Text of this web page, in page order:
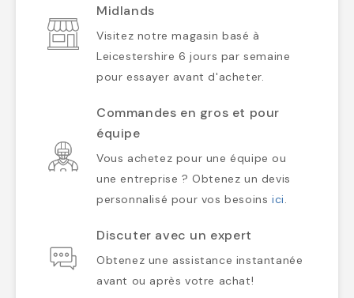
Midlands
Visitez notre magasin basé à
Leicestershire 6 jours par semaine
pour essayer avant d'acheter.
Commandes en gros et pour
équipe
Vous achetez pour une équipe ou
une entreprise ? Obtenez un devis
personnalisé pour vos besoinsici.
Discuter avec un expert
Obtenez une assistance instantanée
avant ou après votre achat!